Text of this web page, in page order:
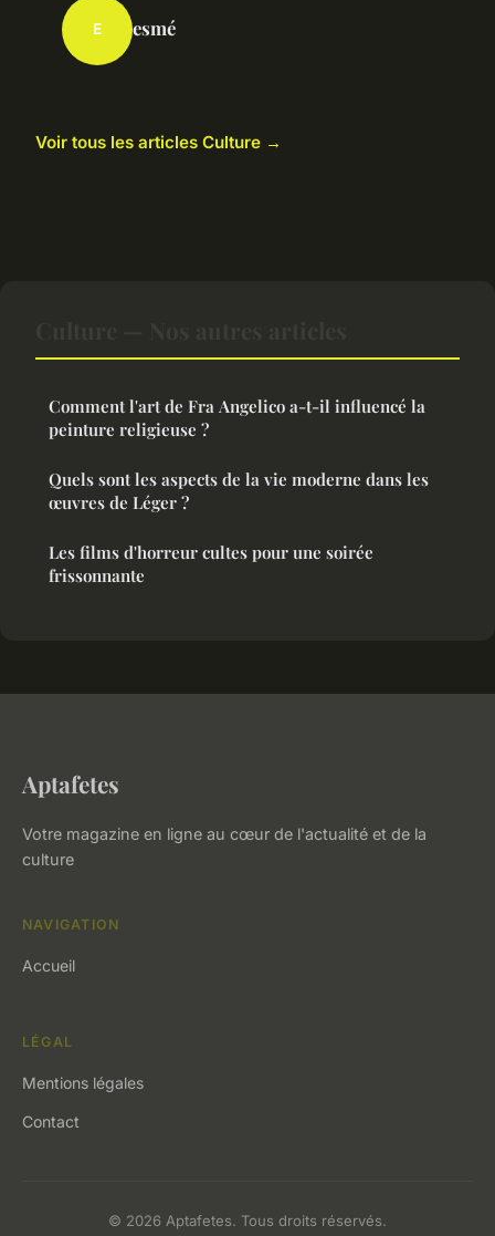
E esmé
Voir tous les articles Culture →
Comment l'art de Fra Angelico a-t-il influencé la
peinture religieuse ?
Quels sont les aspects de la vie moderne dans les
œuvres de Léger ?
Les films d'horreur cultes pour une soirée
frissonnante
Aptafetes
Votre magazine en ligne au cœur de l'actualité et de la
culture
NAVIGATION
Accueil
LÉGAL
Mentions légales
Contact
© 2026 Aptafetes. Tous droits réservés.